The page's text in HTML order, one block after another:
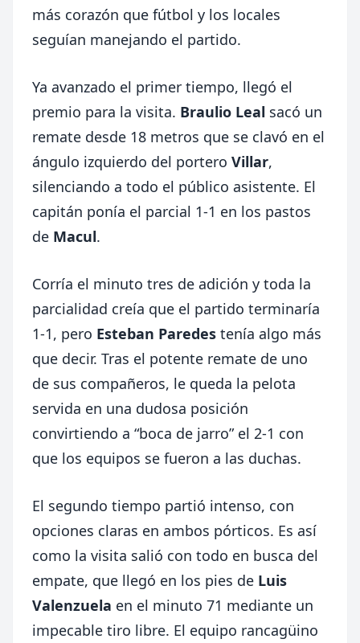
más corazón que fútbol y los locales
seguían manejando el partido.
Ya avanzado el primer tiempo, llegó el
premio para la visita. Braulio Leal sacó un
remate desde 18 metros que se clavó en el
ángulo izquierdo del portero Villar,
silenciando a todo el público asistente. El
capitán ponía el parcial 1-1 en los pastos
de Macul.
Corría el minuto tres de adición y toda la
parcialidad creía que el partido terminaría
1-1, pero Esteban Paredes tenía algo más
que decir. Tras el potente remate de uno
de sus compañeros, le queda la pelota
servida en una dudosa posición
convirtiendo a “boca de jarro” el 2-1 con
que los equipos se fueron a las duchas.
El segundo tiempo partió intenso, con
opciones claras en ambos pórticos. Es así
como la visita salió con todo en busca del
empate, que llegó en los pies de Luis
Valenzuela en el minuto 71 mediante un
impecable tiro libre. El equipo rancagüino